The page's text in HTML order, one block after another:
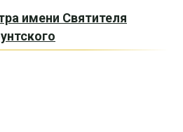
имени Святителя